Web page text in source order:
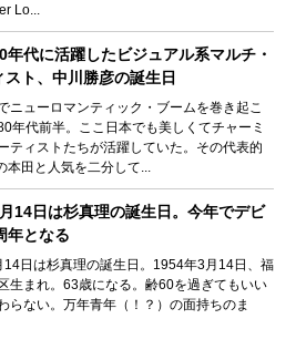
Lo...
年代に活躍したビジュアル系マルチ・
スト、中川勝彦の誕生日
ニューロマンティック・ブームを巻き起こ
年代前半。ここ日本でも美しくてチャーミ
ティストたちが活躍していた。その代表的
田と人気を二分して...
14日は杉真理の誕生日。今年でデビ
年となる
14日は杉真理の誕生日。1954年3月14日、福
生まれ。63歳になる。齢60を過ぎてもいい
らない。万年青年（！？）の面持ちのま